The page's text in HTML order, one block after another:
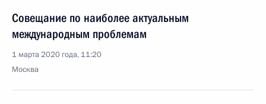
Совещание по наиболее актуальным
международным проблемам
1 марта 2020 года, 11:20
Москва